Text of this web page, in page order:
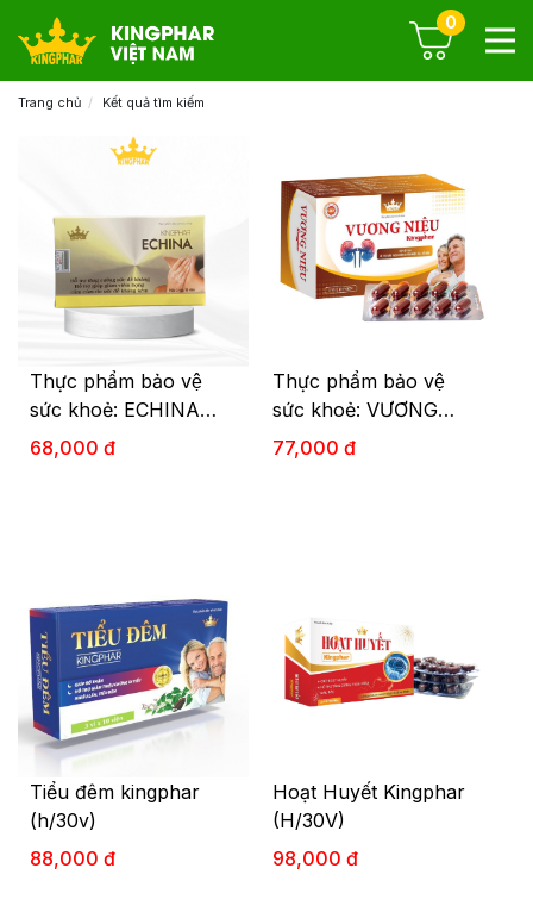
0
Trang chủ Kết quả tìm kiếm
Thực phẩm bảo vệ
sức khoẻ: ECHINA
KINGPHAR (30v)
68,000 đ
Thực phẩm bảo vệ
sức khoẻ: VƯƠNG
NIỆU KINGPHAR
77,000 đ
Tiểu đêm kingphar
(h/30v)
88,000 đ
Hoạt Huyết Kingphar
(H/30V)
98,000 đ